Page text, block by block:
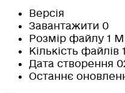
Версія
Завантажити 0
Розмір файлу 1
Кількість файлів 1
Дата створення
Останнє